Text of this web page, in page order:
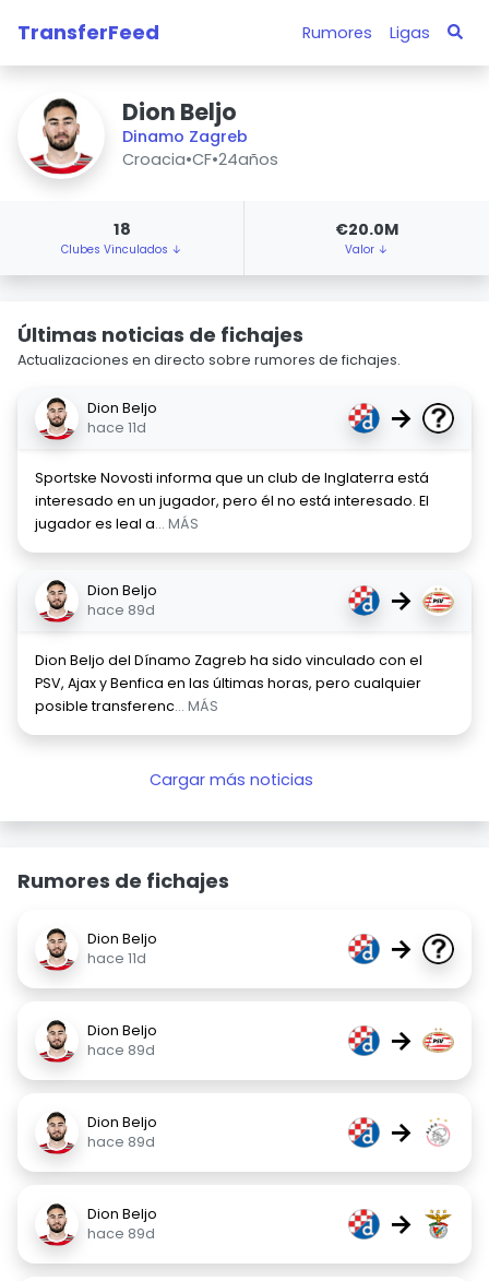
TransferFeed Rumores Ligas
Dion Beljo
Dinamo Zagreb
Croacia•CF•24años
18
Clubes Vinculados ↓
€20.0M
Valor ↓
Últimas noticias de fichajes
Actualizaciones en directo sobre rumores de fichajes.
Dion Beljo
hace 11d
→
Sportske Novosti informa que un club de Inglaterra está
interesado en un jugador, pero él no está interesado. El
jugador es leal a... MÁS
Dion Beljo
hace 89d
→
Dion Beljo del Dínamo Zagreb ha sido vinculado con el
PSV, Ajax y Benfica en las últimas horas, pero cualquier
posible transferenc... MÁS
Cargar más noticias
Rumores de fichajes
Dion Beljo
hace 11d
→
Dion Beljo
hace 89d
→
Dion Beljo
hace 89d
→
Dion Beljo
hace 89d
→